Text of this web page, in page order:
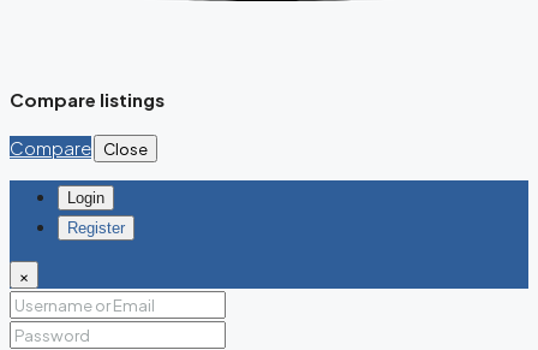
Compare listings
Compare Close
Login
Register
×